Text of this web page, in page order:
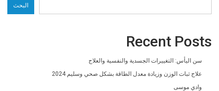
البحث
Recent Posts
سن اليأس: التغييرات الجسدية والنفسية والعلاج
علاج ثبات الوزن وزيادة معدل الطاقة بشكل صحي وسليم 2024
وادي موسى